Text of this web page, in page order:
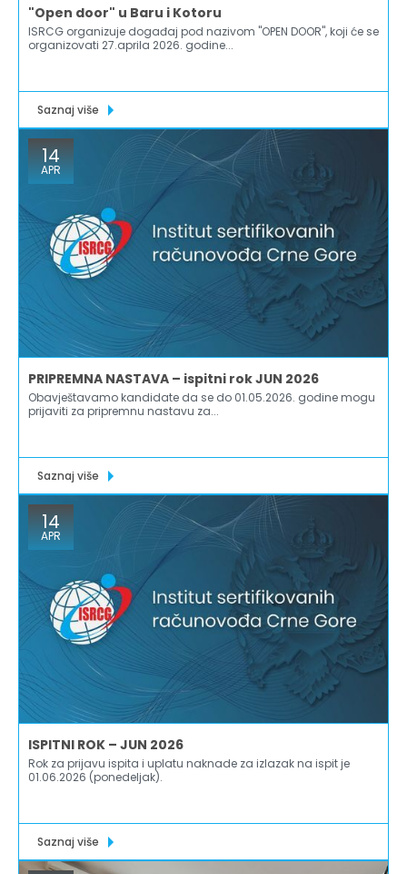
"Open door" u Baru i Kotoru
ISRCG organizuje događaj pod nazivom "OPEN DOOR", koji će se
organizovati 27.aprila 2026. godine...
Saznaj više
PRIPREMNA NASTAVA – ispitni rok JUN 2026
Obavještavamo kandidate da se do 01.05.2026. godine mogu
prijaviti za pripremnu nastavu za...
Saznaj više
14
APR
ISPITNI ROK – JUN 2026
Rok za prijavu ispita i uplatu naknade za izlazak na ispit je
01.06.2026 (ponedeljak).
Saznaj više
14
APR